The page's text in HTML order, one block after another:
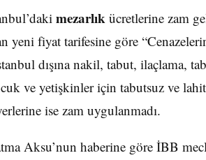
mezarlık ücretlerine zam
yeni fiyat tarifesine göre
dışına nakil, tabut, ilaçlama,
ve yetişkinler için tabutsuz ve
ise zam uygulanmadı.
Aksu’nun haberine göre İBB